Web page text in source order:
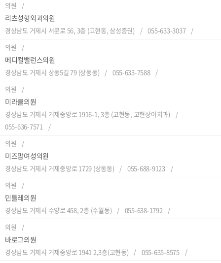
의원
리츠성형외과의원
경상남도 거제시 서문로 56, 3층 (고현동, 삼성증권)
055-633-3037
의원
메디컬밸런스의원
경상남도 거제시 상동5길 79 (상동동)
055-633-7588
의원
미라클의원
경상남도 거제시 거제중앙로 1916-1, 3층 (고현동, 고현상아치과)
055-636-7571
의원
미즈맘여성의원
경상남도 거제시 거제중앙로 1729 (상동동)
055-688-9123
의원
민들레의원
경상남도 거제시 수양로 458, 2층 (수월동)
055-638-1792
의원
바로그의원
경상남도 거제시 거제중앙로 1941 2,3층(고현동)
055-635-8575